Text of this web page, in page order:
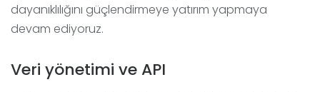
dayanıklılığını güçlendirmeye yatırım yapmaya
devam ediyoruz.
Veri yönetimi ve API